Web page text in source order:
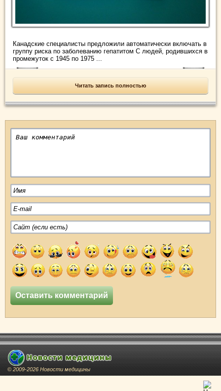
Канадские специалисты предложили автоматически включать в
группу риска по заболеванию гепатитом С людей, родившихся в
промежуток с 1945 по 1975 ...
Читать запись полностью
© 2009-2026 Новости медицины